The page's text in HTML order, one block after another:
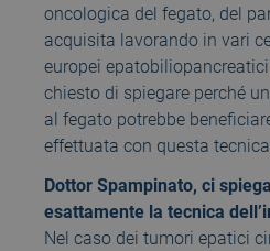
oncologica del fegato, del
acquisita lavorando in vari
europei
chiesto di spiegare perché
al fegato potrebbe
effettuata con questa
Dottor Spampinato, ci
esattamente la tecnica
Nel caso dei tumori epatici